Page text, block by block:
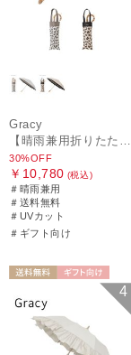
Gracy
【晴雨兼用折りたたみ日傘】グレイシー (Gracy) Leopard Back Print 一級遮光99.99% 遮熱 UV99％ 簡単開閉
30%OFF
￥10,780 (税込)
＃晴雨兼用
＃送料無料
＃UVカット
＃ギフト向け
ギフト向け
WOMEN
4